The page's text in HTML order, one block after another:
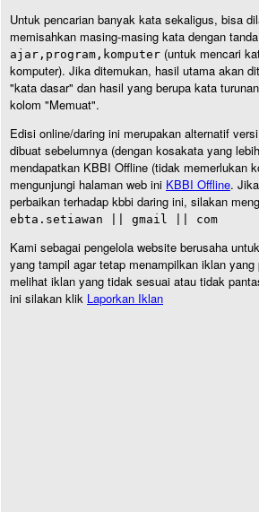
Untuk pencarian banyak kata sekaligus, bisa
memisahkan masing-masing kata dengan
ajar,program,komputer (untuk mencari
komputer). Jika ditemukan, hasil utama akan
"kata dasar" dan hasil yang berupa kata
kolom "Memuat".
Edisi online/daring ini merupakan alternatif
dibuat sebelumnya (dengan kosakata yang
mendapatkan KBBI Offline (tidak memerlukan
mengunjungi halaman web ini KBBI Offline.
perbaikan terhadap kbbi daring ini, silakan
ebta.setiawan || gmail || com
Kami sebagai pengelola website berusaha
yang tampil agar tetap menampilkan iklan
melihat iklan yang tidak sesuai atau tidak
ini silakan klik Laporkan Iklan